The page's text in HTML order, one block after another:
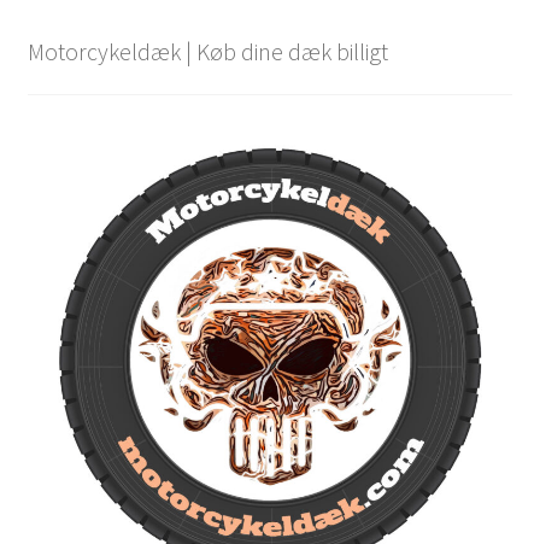
Motorcykeldæk | Køb dine dæk billigt